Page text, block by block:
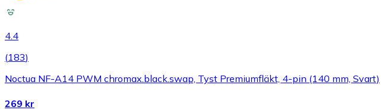
4.4
(183)
Noctua NF-A14 PWM chromax.black.swap, Tyst Premiumfläkt, 4-pin (140 mm, Svart)
269 kr